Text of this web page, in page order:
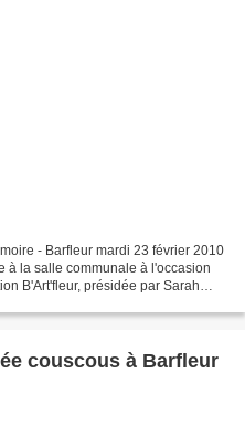
- Barfleur mardi 23 février 2010
à la salle communale à l'occasion
B'Art'fleur, présidée par Sarah
couscous à Barfleur